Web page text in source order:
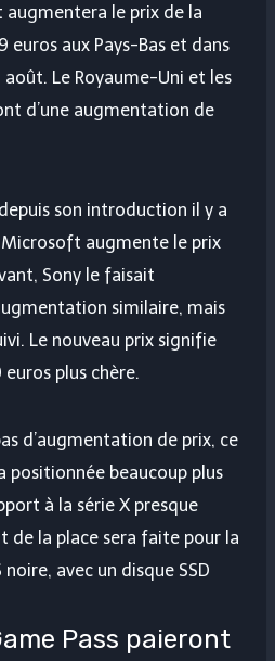
le prix de la
euros aux Pays-Bas et dans
août. Le Royaume-Uni et les
d’une augmentation de
son introduction il y a
augmente le prix
Sony le faisait
similaire, mais
Le nouveau prix signifie
plus chère.
d’augmentation de prix, ce
positionnée beaucoup plus
à la série X presque
de la place sera faite pour la
avec un disque SSD
Pass paieront